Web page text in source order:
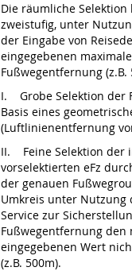
Die räumliche
zweistufig, unter
der Eingabe von
eingegebenen
Fußwegentfernung (z.B.
I. Grobe Selektion der
Basis eines
(Luftlinienentfernung
II. Feine Selektion der
vorselektierten eFz
der genauen
Umkreis unter Nutzung
Service zur
Fußwegentfernung den
eingegebenen Wert
(z.B. 500m).